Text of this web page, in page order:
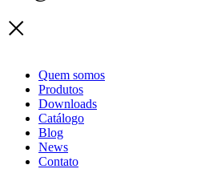
Quem somos
Produtos
Downloads
Catálogo
Blog
News
Contato